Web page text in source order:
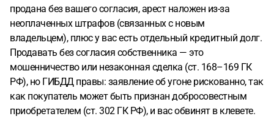
человек же деньги отдал за эту машину, хоть и не мне.
я знала что она продана, но я же не давала свое
разрешение. Штрафы копятся, переходят в арест, сумма
удваивается за них. И я не знаю что делать, подскажите
пожалуйста
продана без вашего согласия, арест наложен из-за
неоплаченных штрафов (связанных с новым
владельцем), плюс у вас есть отдельный кредитный долг.
Продавать без согласия собственника — это
мошенничество или незаконная сделка (ст. 168–169 ГК
РФ), но ГИБДД правы: заявление об угоне рискованно, так
как покупатель может быть признан добросовестным
приобретателем (ст. 302 ГК РФ), и вас обвинят в клевете.